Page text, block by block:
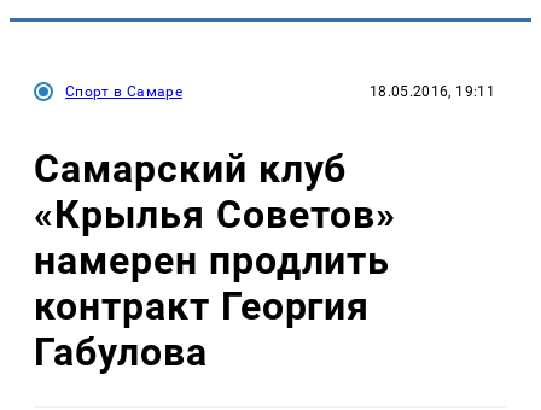
Спорт в Самаре 18.05.2016, 19:11
Самарский клуб
«Крылья Советов»
намерен продлить
контракт Георгия
Габулова